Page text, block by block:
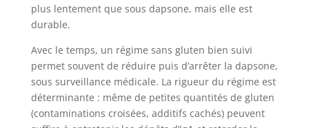
plus lentement que sous dapsone, mais elle est
durable.
Avec le temps, un régime sans gluten bien suivi
permet souvent de réduire puis d’arrêter la dapsone,
sous surveillance médicale. La rigueur du régime est
déterminante : même de petites quantités de gluten
(contaminations croisées, additifs cachés) peuvent